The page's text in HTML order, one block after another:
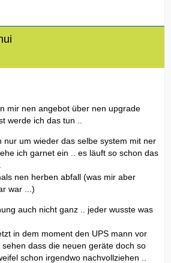
mir nen angebot über nen upgrade
werde ich das tun ..
nur um wieder das selbe system mit ner
ich garnet ein .. es läuft so schon das
nen herben abfall (was mir aber
war ...)
auch nicht ganz .. jeder wusste was
in dem moment den UPS mann vor
dass die neuen geräte doch so
schon irgendwo nachvollziehen ..